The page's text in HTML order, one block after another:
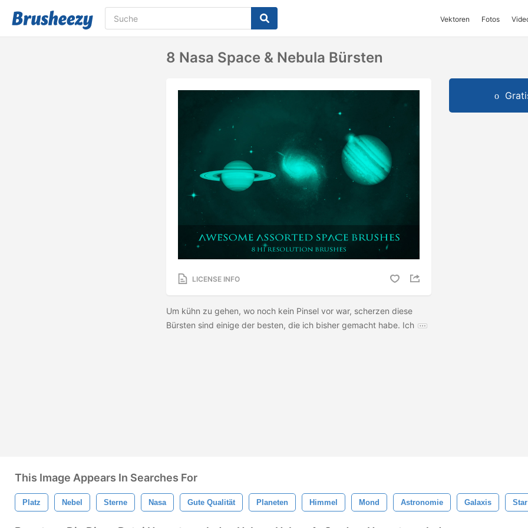
Vektoren Fotos
8 Nasa Space & Nebula Bürsten
LICENSE INFO
Um kühn zu gehen, wo noch kein Pinsel vor war, scherzen diese
Bürsten sind einige der besten, die ich bisher gemacht habe. Ich
This Image Appears In Searches For
Platz Nebel Sterne Nasa Gute Qualität Planeten Himmel Mond Astronomie Galaxis Star